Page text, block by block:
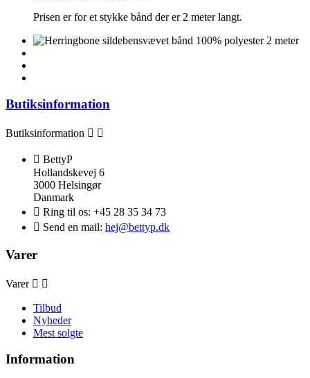
Prisen er for et stykke bånd der er 2 meter langt.
Butiksinformation
Butiksinformation  
 BettyP
Hollandskevej 6
3000 Helsingør
Danmark
 Ring til os: +45 28 35 34 73
 Send en mail: hej@bettyp.dk
Varer
Varer  
Tilbud
Nyheder
Mest solgte
Information